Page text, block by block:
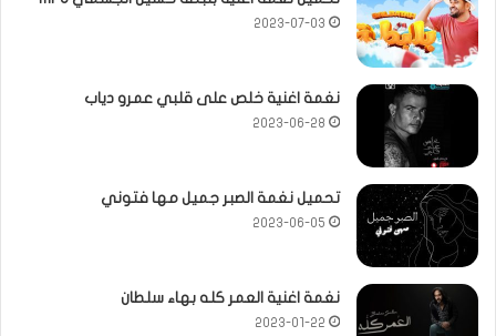
2023-07-03
نغمة اغنية خلص على قلبي عمرو دياب
2023-06-28
تحميل نغمة الصبر جميل مها فتوني
2023-06-05
نغمة اغنية العمر كله بهاء سلطان
2023-01-22